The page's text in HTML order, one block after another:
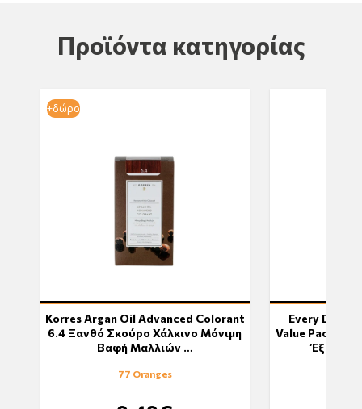
Προϊόντα κατηγορίας
+δώρο
Korres Argan Oil Advanced Colorant
6.4 Ξανθό Σκούρο Χάλκινο Μόνιμη
Βαφή Μαλλιών …
77 Oranges
Every Day
Value Pack
Έξτρα